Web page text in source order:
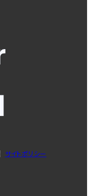
サイトポリシー